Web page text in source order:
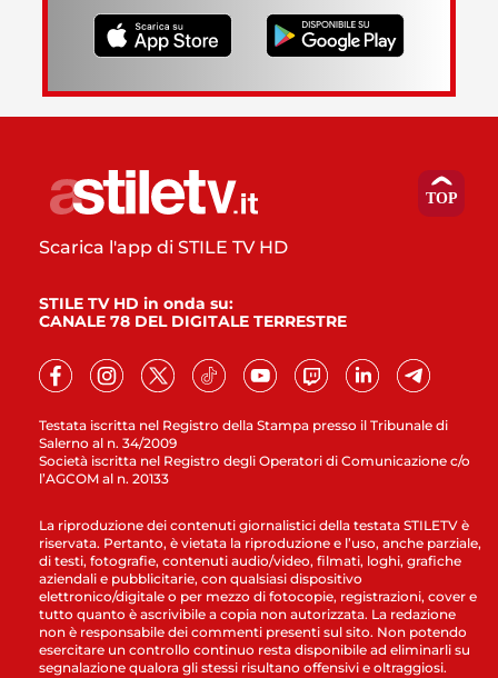
Testata iscritta nel Registro della Stampa presso il Tribunale di
Salerno al n. 34/2009
Società iscritta nel Registro degli Operatori di Comunicazione c/o
l’AGCOM al n. 20133
Scarica l'app di STILE TV HD
STILE TV HD in onda su:
CANALE 78 DEL DIGITALE TERRESTRE
La riproduzione dei contenuti giornalistici della testata STILETV è
riservata. Pertanto, è vietata la riproduzione e l’uso, anche parziale,
di testi, fotografie, contenuti audio/video, filmati, loghi, grafiche
aziendali e pubblicitarie, con qualsiasi dispositivo
elettronico/digitale o per mezzo di fotocopie, registrazioni, cover e
tutto quanto è ascrivibile a copia non autorizzata. La redazione
non è responsabile dei commenti presenti sul sito. Non potendo
esercitare un controllo continuo resta disponibile ad eliminarli su
segnalazione qualora gli stessi risultano offensivi e oltraggiosi.